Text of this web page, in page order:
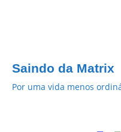
Saindo da Matrix
Por uma vida menos